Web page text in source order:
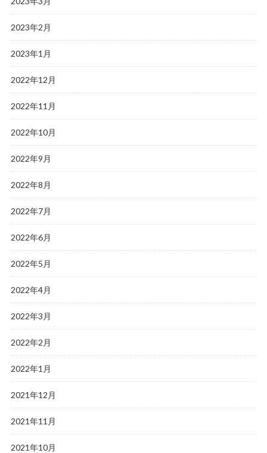
2023年2月
2023年1月
2022年12月
2022年11月
2022年10月
2022年9月
2022年8月
2022年7月
2022年6月
2022年5月
2022年4月
2022年3月
2022年2月
2022年1月
2021年12月
2021年11月
2021年10月